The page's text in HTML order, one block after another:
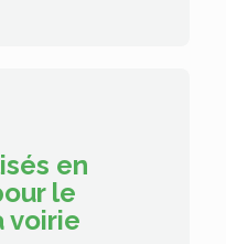
en
le
voirie